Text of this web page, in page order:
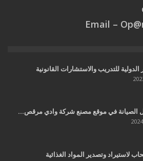
Email – Op@
للتدريب والاستشارات القانونية
الصيانة في موقع مصنع شركة وادي مرقص…
لاستيراد وتصدير المواد الغذائية